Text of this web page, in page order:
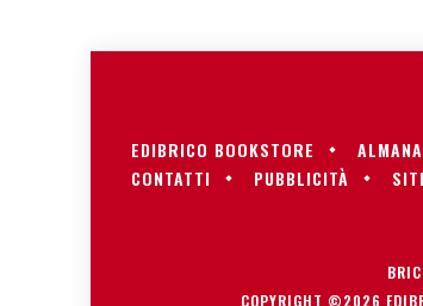
EDIBRICO BOOKSTORE
CONTATTI
PUBBLICITÀ
COPYRIGHT ©2026